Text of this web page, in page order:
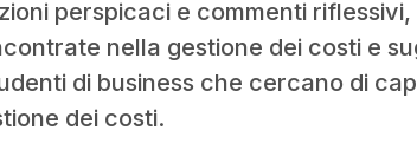
perspicaci e commenti riflessivi,
nella gestione dei costi e
di business che cercano di
dei costi.